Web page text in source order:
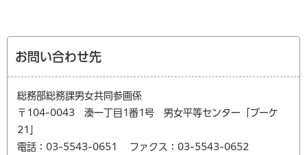
お問い合わせ先
総務部総務課男女共同参画係
〒104-0043 湊一丁目1番1号 男女平等センター「ブーケ
21」
電話：03-5543-0651
ファクス：03-5543-0652